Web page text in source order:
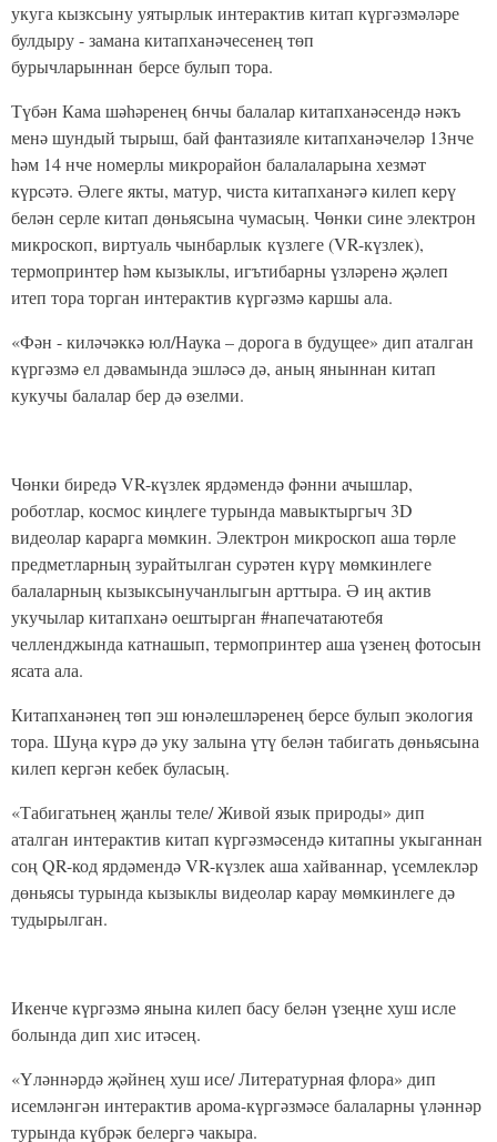
укуга кызксыну уятырлык интерактив китап күргәзмәләре
булдыру - замана китапханәчесенең төп
бурычларыннан берсе булып тора.
Түбән Кама шәһәренең 6нчы балалар китапханәсендә нәкъ
менә шундый тырыш, бай фантазияле китапханәчеләр 13нче
һәм 14 нче номерлы микрорайон балалаларына хезмәт
күрсәтә. Әлеге якты, матур, чиста китапханәгә килеп керү
белән серле китап дөньясына чумасың. Чөнки сине электрон
микроскоп, виртуаль чынбарлык күзлеге (VR-күзлек),
термопринтер һәм кызыклы, игътибарны үзләренә җәлеп
итеп тора торган интерактив күргәзмә каршы ала.
«Фән - киләчәккә юл/Наука – дорога в будущее» дип аталган
күргәзмә ел дәвамында эшләсә дә, аның яныннан китап
кукучы балалар бер дә өзелми.
Чөнки биредә VR-күзлек ярдәмендә фәнни ачышлар,
роботлар, космос киңлеге турында мавыктыргыч 3D
видеолар карарга мөмкин. Электрон микроскоп аша төрле
предметларның зурайтылган сурәтен күрү мөмкинлеге
балаларның кызыксынучанлыгын арттыра. Ә иң актив
укучылар китапханә оештырган #напечатаютебя
челленджында катнашып, термопринтер аша үзенең фотосын
ясата ала.
Китапханәнең төп эш юнәлешләренең берсе булып экология
тора. Шуңа күрә дә уку залына үтү белән табигать дөньясына
килеп кергән кебек буласың.
«Табигатьнең җанлы теле/ Живой язык природы» дип
аталган интерактив китап күргәзмәсендә китапны укыганнан
соң QR-код ярдәмендә VR-күзлек аша хайваннар, үсемлекләр
дөньясы турында кызыклы видеолар карау мөмкинлеге дә
тудырылган.
Икенче күргәзмә янына килеп басу белән үзеңне хуш исле
болында дип хис итәсең.
«Үләннәрдә җәйнең хуш исе/ Литературная флора» дип
исемләнгән интерактив арома-күргәзмәсе балаларны үләннәр
турында күбрәк белергә чакыра.